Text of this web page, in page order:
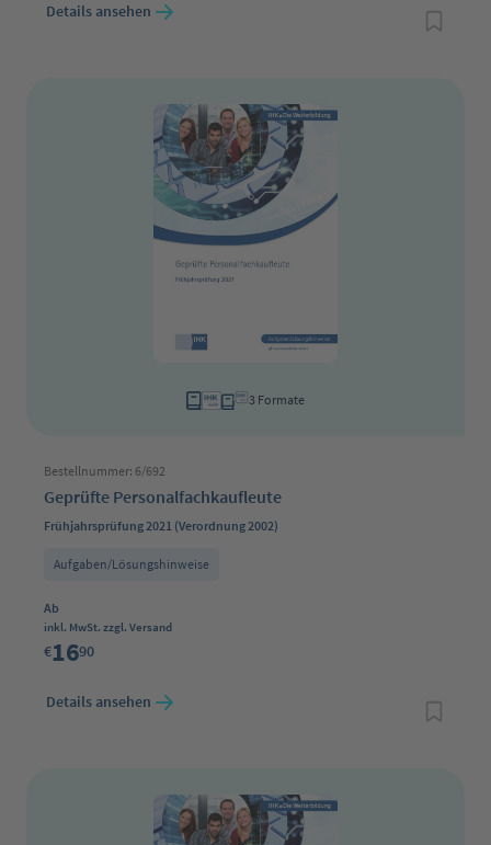
Details ansehen
3 Formate
Bestellnummer: 6/692
Geprüfte Personalfachkaufleute
Frühjahrsprüfung 2021 (Verordnung 2002)
Aufgaben/Lösungshinweise
Regulärer Preis:
Ab
inkl. MwSt. zzgl. Versand
€1690
Details ansehen